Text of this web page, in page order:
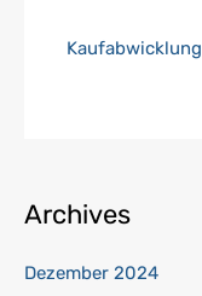
Kaufabwicklung
Archives
Dezember 2024